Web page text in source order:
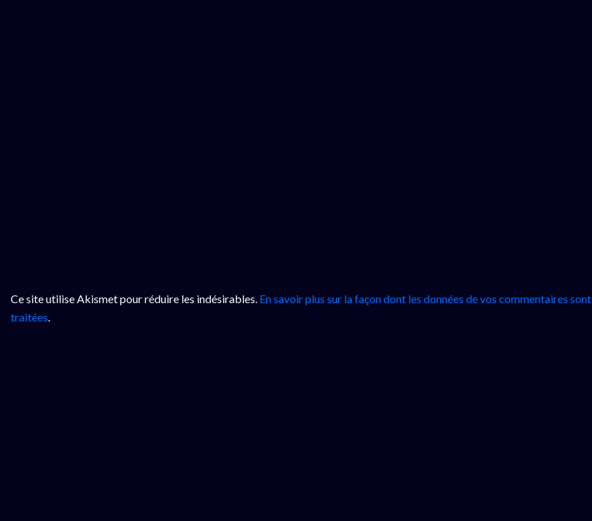
Ce site utilise Akismet pour réduire les indésirables. En savoir plus sur la façon dont les données de vos commentaires sont
traitées.